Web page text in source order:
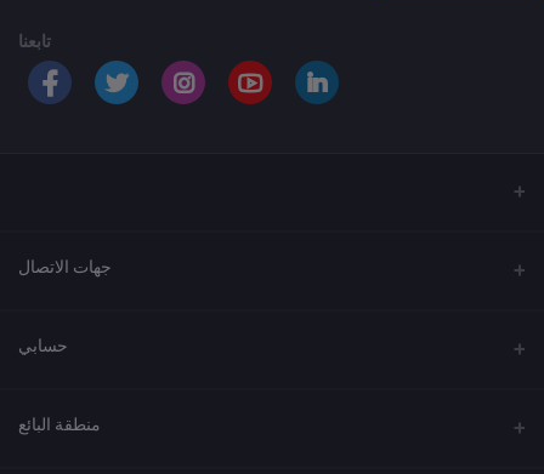
تابعنا
جهات الاتصال
العنوان
920033037
حسابي
تسجيل الدخول
منطقة البائع